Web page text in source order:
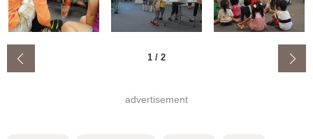
1 / 2
advertisement